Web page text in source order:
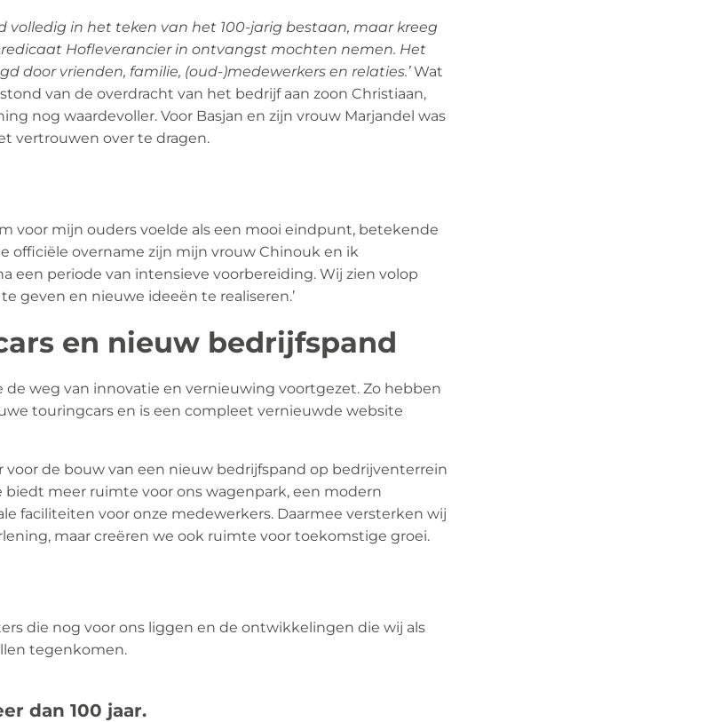
volledig in het teken van het 100-jarig bestaan, maar kreeg
Hofleverancier in ontvangst mochten nemen. Het
door vrienden, familie, (oud-)medewerkers en relaties.’Wat
van de overdracht van het bedrijf aan zoon Christiaan,
nog waardevoller. Voor Basjan en zijn vrouw Marjandel was
vertrouwen over te dragen.
voor mijn ouders voelde als een mooi eindpunt, betekende
officiële overname zijn mijn vrouw Chinouk en ik
een periode van intensieve voorbereiding. Wij zien volop
geven en nieuwe ideeën te realiseren.’
en nieuw bedrijfspand
weg van innovatie en vernieuwing voortgezet. Zo hebben
touringcars en is een compleet vernieuwde website
voor de bouw van een nieuw bedrijfspand op bedrijventerrein
biedt meer ruimte voor ons wagenpark, een modern
faciliteiten voor onze medewerkers. Daarmee versterken wij
maar creëren we ook ruimte voor toekomstige groei.
die nog voor ons liggen en de ontwikkelingen die wij als
tegenkomen.
dan 100 jaar.